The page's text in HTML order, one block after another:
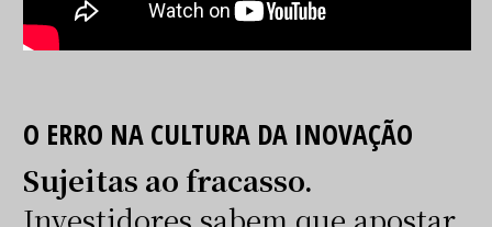
O ERRO NA CULTURA DA INOVAÇÃO
Sujeitas ao fracasso.